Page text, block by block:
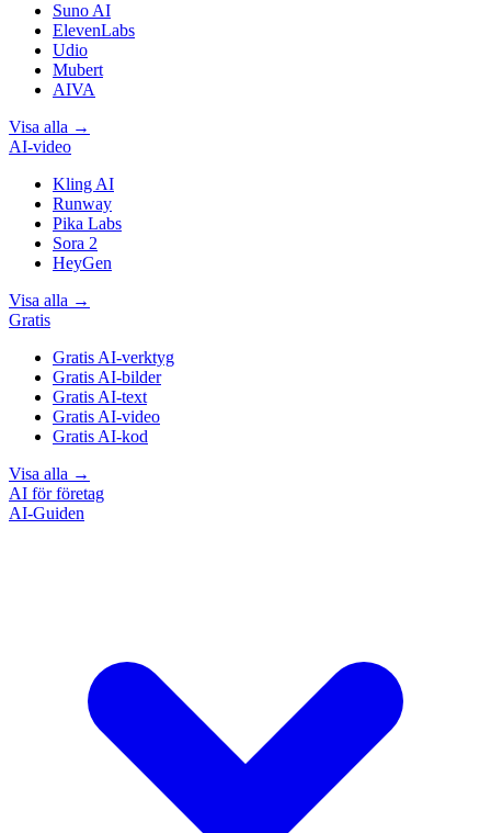
Suno AI
ElevenLabs
Udio
Mubert
AIVA
Visa alla →
AI-video
Kling AI
Runway
Pika Labs
Sora 2
HeyGen
Visa alla →
Gratis
Gratis AI-verktyg
Gratis AI-bilder
Gratis AI-text
Gratis AI-video
Gratis AI-kod
Visa alla →
AI för företag
AI-Guiden